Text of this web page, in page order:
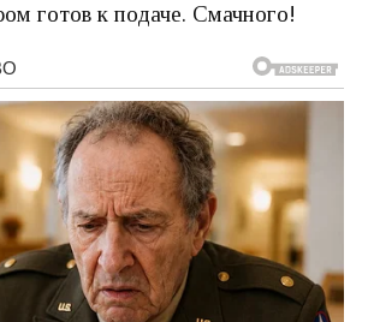
готов к подаче. Смачного!